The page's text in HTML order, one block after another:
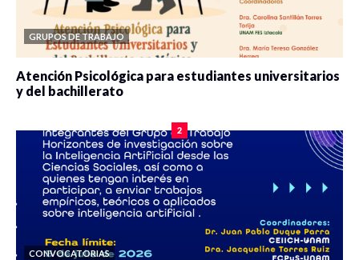
GRUPOS DE TRABAJO
Atención Psicológica para estudiantes universitarios
y del bachillerato
2
CONVOCATORIAS